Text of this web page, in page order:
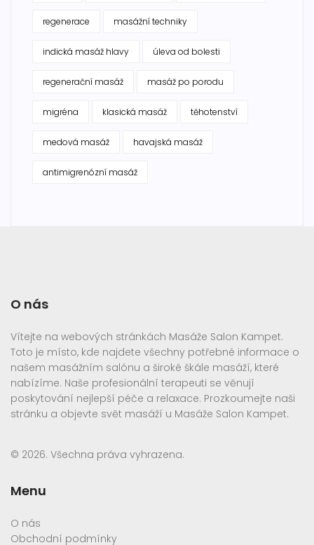
regenerace masážní techniky
indická masáž hlavy úleva od bolesti
regenerační masáž masáž po porodu
migréna klasická masáž těhotenství
medová masáž havajská masáž
antimigrenózní masáž
O nás
Vítejte na webových stránkách Masáže Salon Kampet.
Toto je místo, kde najdete všechny potřebné informace o
našem masážním salónu a široké škále masáží, které
nabízíme. Naše profesionální terapeuti se věnují
poskytování nejlepší péče a relaxace. Prozkoumejte naši
stránku a objevte svět masáží u Masáže Salon Kampet.
© 2026. Všechna práva vyhrazena.
Menu
O nás
Obchodní podmínky